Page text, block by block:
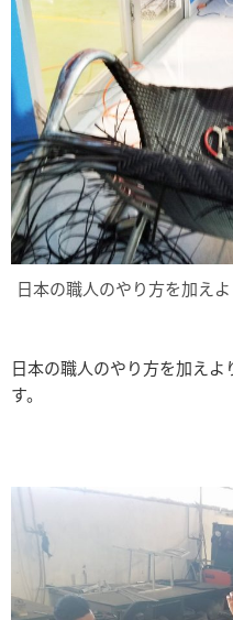
日本の職人のやり方を加え
日本の職人のやり方を加え
す。